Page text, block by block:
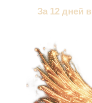
За 12 дней